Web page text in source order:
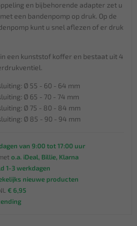
en bijbehorende adapter zet u
een bandenpomp op druk. Op de
kunt u snel aflezen of er druk
een kunststof koffer en bestaat uit 4
Ø 55 - 60 - 64 mm
Ø 65 - 70 - 74 mm
Ø 75 - 80 - 84 mm
Ø 85 - 90 - 94 mm
van 9:00 tot 17:00 uur
o.a. iDeal, Billie, Klarna
1-3 werkdagen
nieuwe producten
€ 6,95